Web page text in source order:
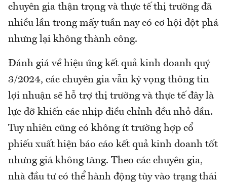
chuyên gia thận trọng và thực tế thị trường đã
nhiều lần trong mấy tuần nay có cơ hội đột phá
nhưng lại không thành công.
Đánh giá về hiệu ứng kết quả kinh doanh quý
3/2024, các chuyên gia vẫn kỳ vọng thông tin
lợi nhuận sẽ hỗ trợ thị trường và thực tế đây là
lực đỡ khiến các nhịp điều chỉnh đều nhỏ dần.
Tuy nhiên cũng có không ít trường hợp cổ
phiếu xuất hiện báo cáo kết quả kinh doanh tốt
nhưng giá không tăng. Theo các chuyên gia,
nhà đầu tư có thể hành động tùy vào trạng thái